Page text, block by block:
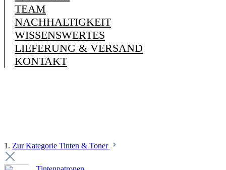
TEAM
NACHHALTIGKEIT
WISSENSWERTES
LIEFERUNG & VERSAND
KONTAKT
1. Zur Kategorie Tinten & Toner